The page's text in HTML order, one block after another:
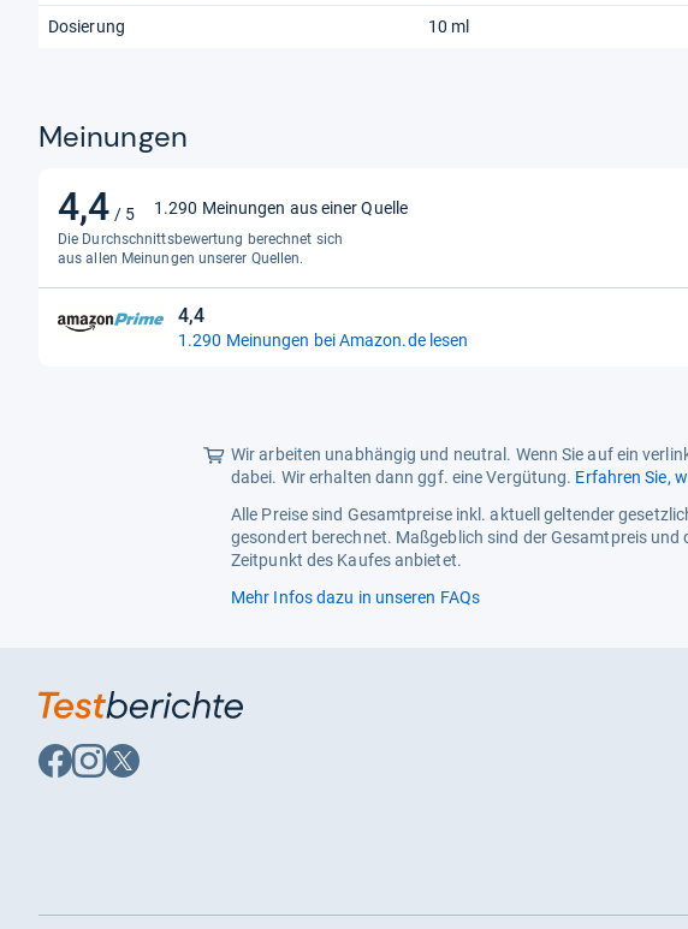
Dosierung 10 ml
Meinungen
4,4 / 5
4,4
von
5
Sternen
1.290 Meinungen aus einer Quelle
Die Durchschnittsbewertung berechnet sich
aus allen Meinungen unserer Quellen.
4,4
4,4
von
1.290 Meinungen bei Amazon.de lesen
Wir arbeiten unabhängig und neutral. Wenn Sie auf ein
dabei. Wir erhalten dann ggf. eine Vergütung. Erfahren Sie,
Alle Preise sind Gesamtpreise inkl. aktuell geltender
gesondert berechnet. Maßgeblich sind der Gesamtpreis und
Zeitpunkt des Kaufes anbietet.
Mehr Infos dazu in unseren FAQs
Auf
Facebook
Auf
Instagram
Auf
X